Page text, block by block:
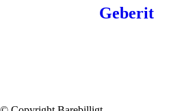
Geberit